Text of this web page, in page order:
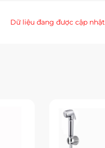
Dữ liệu đang được cập nhật